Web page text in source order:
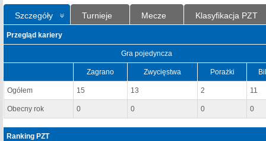
Szczegóły Turnieje Mecze Klasyfikacja PZT
Przegląd kariery
Gra pojedyncza
Zagrano Zwycięstwa Porażki
Ogółem 15 13 2 11
Obecny rok 0 0 0 0
Ranking PZT